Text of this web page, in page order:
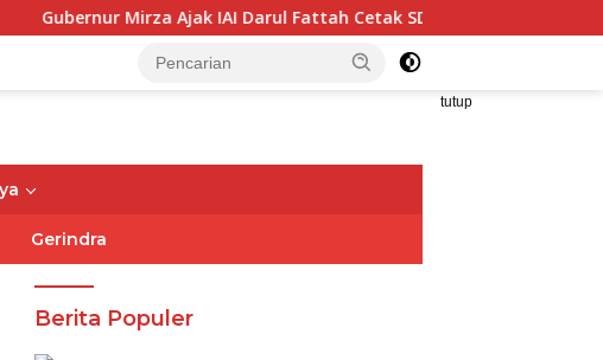
Ajak IAI Darul Fattah Cetak SDM Adaptif Berlandaskan Nilai Agama
tutup
Gerindra
Berita Populer